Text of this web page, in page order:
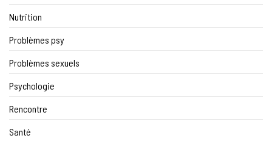
Nutrition
Problèmes psy
Problèmes sexuels
Psychologie
Rencontre
Santé